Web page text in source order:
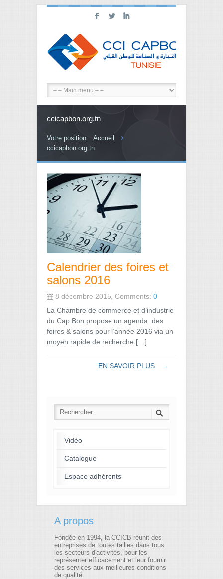
F L I
ccicapbon.org.tn
Votre position:
Accueil
ccicapbon.org.tn
Calendrier des foires et
salons 2016
8 décembre 2015, Comments: 0
La Chambre de commerce et d’industrie
du Cap Bon propose un agenda des
foires & salons pour l’année 2016 via un
moyen rapide de recherche […]
EN SAVOIR PLUS →
Vidéo
Catalogue
Espace adhérents
A propos
Fondée en 1994, la CCICB réunit des
entreprises de toutes tailles dans tous
les secteurs d'activités, pour les
représenter efficacement et leur fournir
des services aux meilleures conditions
de qualité.